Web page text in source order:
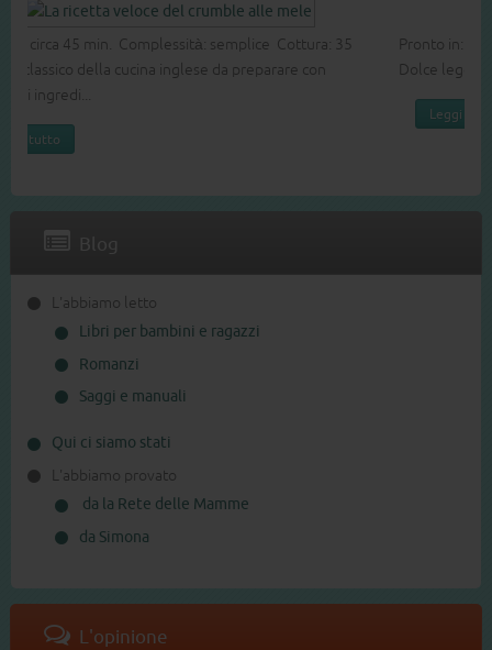
Pronto in: circa 60 min. Complessità: media Cottura: 40 min.
Dolce leggero e soffice buono per ogni occasione.
Blog
L'abbiamo letto
Libri per bambini e ragazzi
Romanzi
Saggi e manuali
Qui ci siamo stati
L'abbiamo provato
da la Rete delle Mamme
da Simona
L'opinione